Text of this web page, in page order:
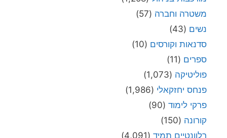
משטרה וחברה (57)
נשים (43)
סדנאות וקורסים (10)
ספרים (11)
פוליטיקה (1,073)
פנחס יחזקאלי (1,986)
פרקי לימוד (90)
קורונה (150)
רלוונטיים תמיד (4,091)